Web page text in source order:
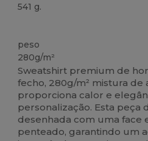
541 g.
peso
280g/m²
Sweatshirt premium de
fecho, 280g/m² mistura
proporciona calor e
personalização. Esta peça
desenhada com uma face
penteado, garantindo um